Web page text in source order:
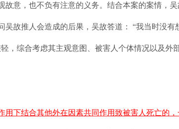
意，也不负有注意的义务。结合本案的案情，
吴故推人会造成的后果，吴故答道： “我当时没
，综合考虑其主观意图、被害人个体情况以及
下结合其他外在因素共同作用致被害人死亡的